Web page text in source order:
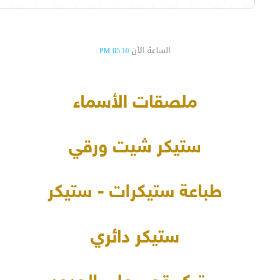
الساعة الآن 05:10 PM
ملصقات الأسماء
ستيكر شيت ورقي
طباعة ستيكرات - ستيكر
ستيكر دائري